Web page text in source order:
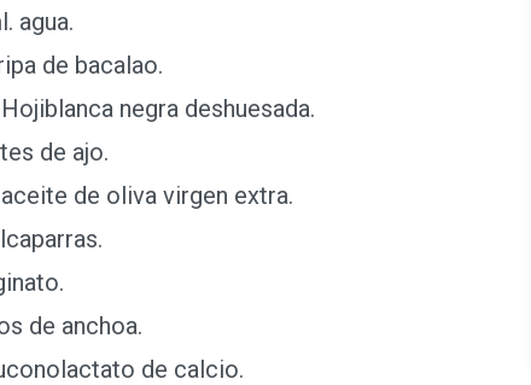
agua.
de bacalao.
negra deshuesada.
de ajo.
de oliva virgen extra.
de anchoa.
de calcio.